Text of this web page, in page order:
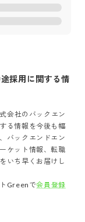
採用に関する情
会社の バックエン
る情報を今後も幅
バックエンドエン
ケット情報、転職
いち早くお届けし
Greenで会員登録